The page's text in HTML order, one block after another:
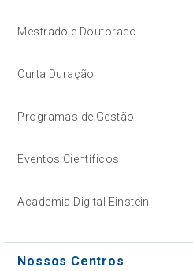
Mestrado e Doutorado
Curta Duração
Programas de Gestão
Eventos Científicos
Academia Digital Einstein
Nossos Centros